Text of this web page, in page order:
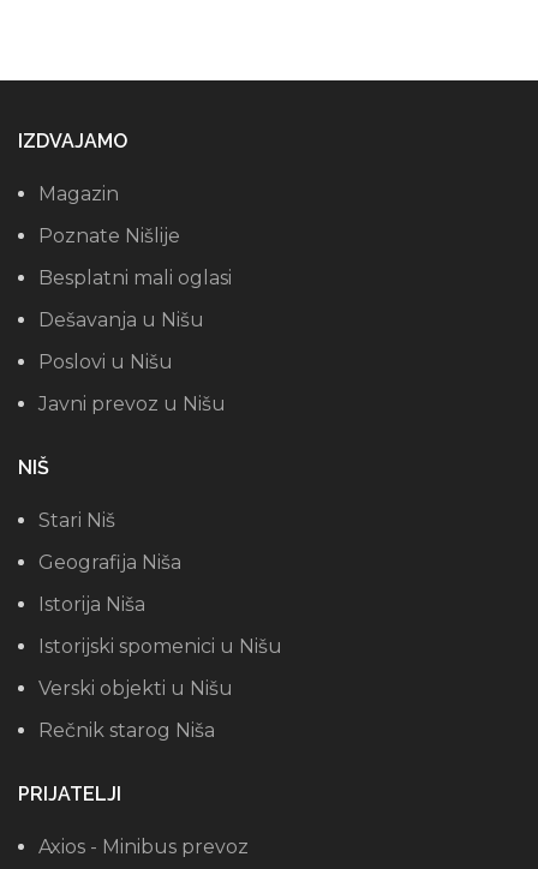
IZDVAJAMO
Magazin
Poznate Nišlije
Besplatni mali oglasi
Dešavanja u Nišu
Poslovi u Nišu
Javni prevoz u Nišu
NIŠ
Stari Niš
Geografija Niša
Istorija Niša
Istorijski spomenici u Nišu
Verski objekti u Nišu
Rečnik starog Niša
PRIJATELJI
Axios - Minibus prevoz